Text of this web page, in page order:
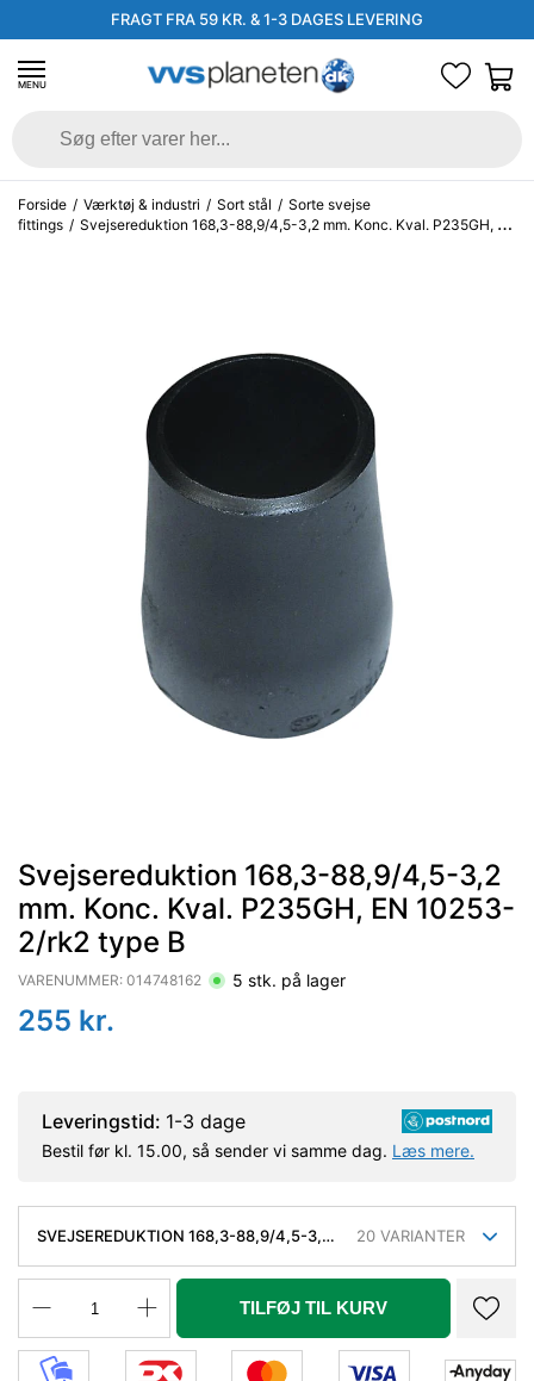
FRAGT FRA 59 KR. & 1-3 DAGES LEVERING
MENU
Forside / Værktøj & industri / Sort stål / Sorte svejse
fittings / Svejsereduktion 168,3-88,9/4,5-3,2 mm. Konc. Kval. P235GH, EN
Svejsereduktion 168,3-88,9/4,5-3,2
mm. Konc. Kval. P235GH, EN 10253-
2/rk2 type B
VARENUMMER: 014748162 5 stk. på lager
255 kr.
Leveringstid: 1-3 dage
Bestil før kl. 15.00, så sender vi samme dag. Læs mere.
SVEJSEREDUKTION 168,3-88,9/4,5-3,2
2/RK2 TYPE B
20 VARIANTER
TILFØJ TIL KURV